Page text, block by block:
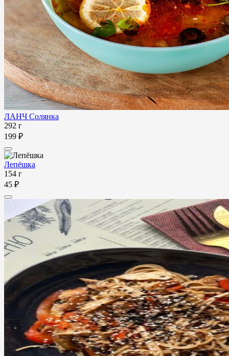
ЛАНЧ Солянка
292 г
199 ₽
Лепёшка
154 г
45 ₽